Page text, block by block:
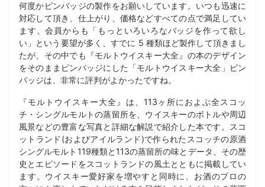
何度かピンバッジの製作をお願いしています。いつも迅速に
対応して頂き、仕上がり、価格などすべての点で満足してい
ます。会員からも「もっといろいろなバッジを作って欲し
い」という要望が多く、すでに 5 種類ほど製作して頂きまし
たが、その中でも『モルトウイスキー大全』の本のデザイン
をそのままピンバッジにした「モルトウイスキー大全」ピン
バッジは、非常に評判がよかったですね。
『モルトウイスキー大全』は、113ヶ所におよぶ全スコッ
チ・シングルモルトの蒸留所を、ウイスキーのボトルや周辺
風景などの豊富な写真と詳細な解説で紹介した本です。スコ
ットランド(およびアイルランド)で作られたスコッチの原酒
シングルモルト119種類と113の蒸留所の味とデータ、その歴
史とエピソードをスコットランドの風土とともに掲載してい
ます。ウイスキー愛好家を増やすと同時に、お酒のプロの